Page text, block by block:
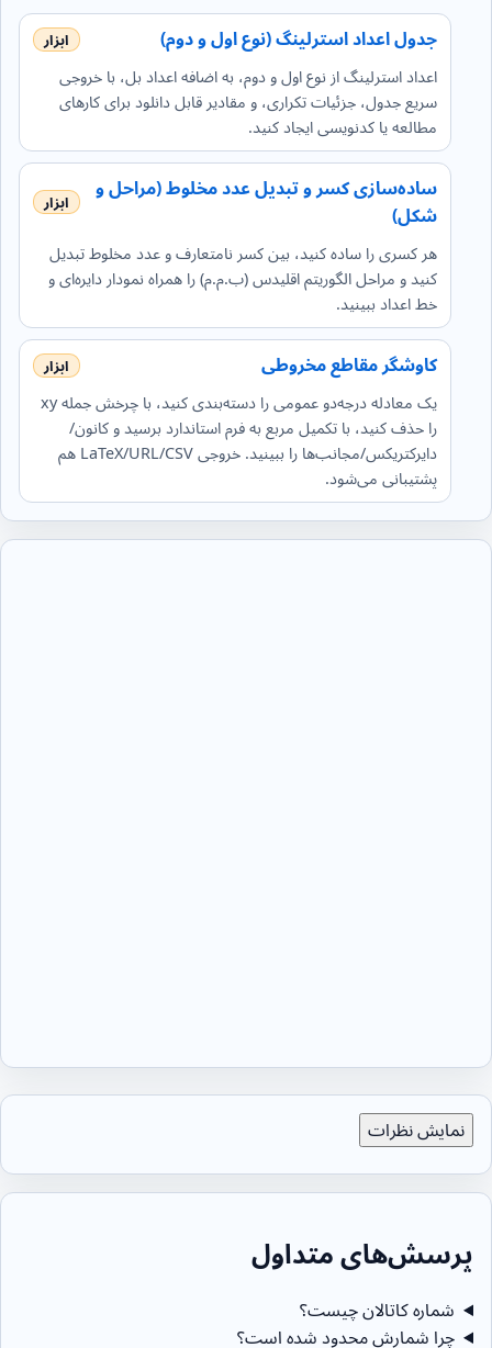
جدول اعداد استرلینگ (نوع اول و دوم)
اعداد استرلینگ از نوع اول و دوم، به اضافه اعداد بل، با خروجی
سریع جدول، جزئیات تکراری، و مقادیر قابل دانلود برای کارهای
مطالعه یا کدنویسی ایجاد کنید.
ساده‌سازی کسر و تبدیل عدد مخلوط (مراحل و
شکل)
هر کسری را ساده کنید، بین کسر نامتعارف و عدد مخلوط تبدیل
کنید و مراحل الگوریتم اقلیدس (ب.م.م) را همراه نمودار دایره‌ای و
خط اعداد ببینید.
کاوشگر مقاطع مخروطی
یک معادله درجه‌دو عمومی را دسته‌بندی کنید، با چرخش جمله xy
را حذف کنید، با تکمیل مربع به فرم استاندارد برسید و کانون/
دایرکتریکس/مجانب‌ها را ببینید. خروجی LaTeX/URL/CSV هم
پشتیبانی می‌شود.
نمایش نظرات
پرسش‌های متداول
شماره کاتالان چیست؟
چرا شمارش محدود شده است؟